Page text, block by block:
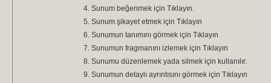
Sunum beğenmek için Tıklayın.
Sunum şikayet etmek için Tıklayın
Sunumun tanımını görmek için Tıklayın
Sunumun fragmanını izlemek için Tıklayın
Sunumu düzenlemek yada silmek için kullanılır.
Sunumun detaylı ayrıntısını görmek için Tıklayın